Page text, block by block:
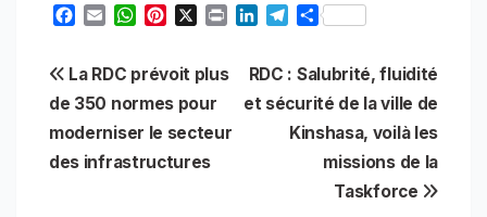
e
b
o
o
k
i
W
t
s
A
p
p
t
e
r
e
s
n
k
e
e
g
r
a
S
r
e
Navigation
de
l’article
RDC : Salubrité, fluidité
et sécurité de la ville de
Kinshasa, voilà les
missions de la
Taskforce
La RDC prévoit plus
de 350 normes pour
moderniser le secteur
des infrastructures